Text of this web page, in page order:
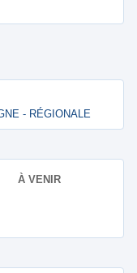
- RÉGIONALE
À VENIR